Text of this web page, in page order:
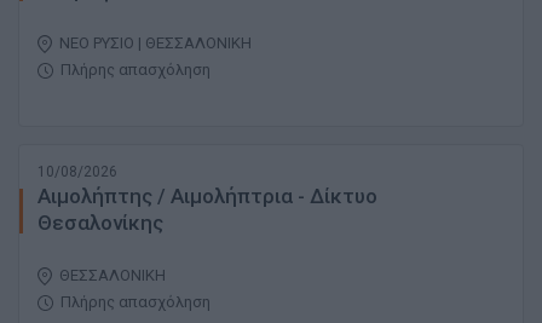
ΝΕΟ ΡΥΣΙΟ | ΘΕΣΣΑΛΟΝΙΚΗ
Πλήρης απασχόληση
10/08/2026
Αιμολήπτης / Αιμολήπτρια - Δίκτυο
Θεσαλονίκης
ΘΕΣΣΑΛΟΝΙΚΗ
Πλήρης απασχόληση